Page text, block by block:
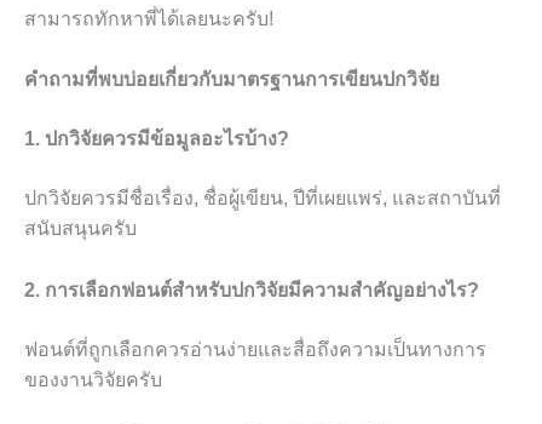
สามารถทักหาพี่ได้เลยนะครับ!
คำถามที่พบบ่อยเกี่ยวกับมาตรฐานการเขียนปกวิจัย
1. ปกวิจัยควรมีข้อมูลอะไรบ้าง?
ปกวิจัยควรมีชื่อเรื่อง, ชื่อผู้เขียน, ปีที่เผยแพร่, และสถาบันที่
สนับสนุนครับ
2. การเลือกฟอนต์สำหรับปกวิจัยมีความสำคัญอย่างไร?
ฟอนต์ที่ถูกเลือกควรอ่านง่ายและสื่อถึงความเป็นทางการ
ของงานวิจัยครับ